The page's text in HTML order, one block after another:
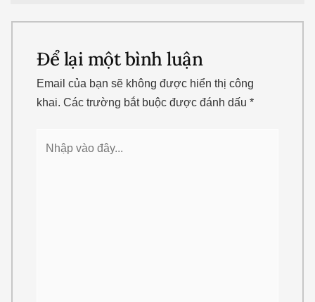
Để lại một bình luận
Email của bạn sẽ không được hiển thị công
khai. Các trường bắt buộc được đánh dấu*